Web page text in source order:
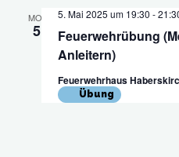
MO.
5
Feuerwehrübung
Anleitern)
5. Mai 2025 um 19:30 -
Feuerwehrhaus
Übung